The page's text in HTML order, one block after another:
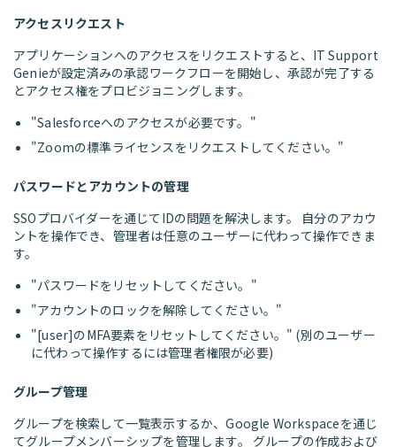
アクセスリクエスト
アプリケーションへのアクセスをリクエストすると、IT Support
Genieが設定済みの承認ワークフローを開始し、承認が完了する
とアクセス権をプロビジョニングします。
"Salesforceへのアクセスが必要です。"
"Zoomの標準ライセンスをリクエストしてください。"
パスワードとアカウントの管理
SSOプロバイダーを通じてIDの問題を解決します。 自分のアカウ
ントを操作でき、管理者は任意のユーザーに代わって操作できま
す。
"パスワードをリセットしてください。"
"アカウントのロックを解除してください。"
"[user]のMFA要素をリセットしてください。" (別のユーザー
に代わって操作するには管理者権限が必要)
グループ管理
グループを検索して一覧表示するか、Google Workspaceを通じ
てグループメンバーシップを管理します。 グループの作成および